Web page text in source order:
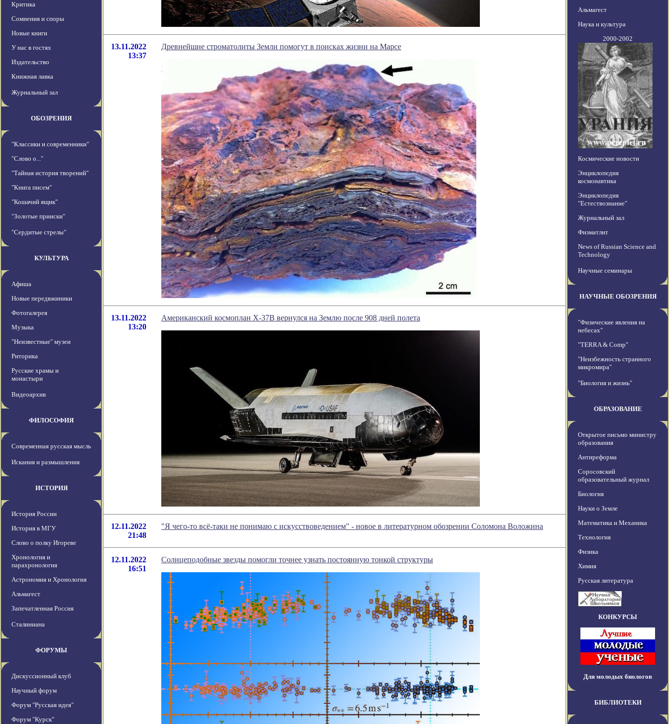
Критика
Сомнения и споры
Новые книги
У нас в гостях
Издательство
Книжная лавка
Журнальный зал
ОБОЗРЕНИЯ
"Классики и современники"
"Слово о..."
"Тайная история творений"
"Книга писем"
"Кошачий ящик"
"Золотые прииски"
"Сердитые стрелы"
КУЛЬТУРА
Афиша
Новые передвжиники
Фотогалерея
Музыка
"Неизвестные" музеи
Риторика
Русские храмы и
монастыри
Видеоархив
ФИЛОСОФИЯ
Современная русская мысль
Искания и размышления
ИСТОРИЯ
История России
История в МГУ
Слово о полку Игореве
Хронология и
парахронология
Астрономия и Хронология
Альмагест
Запечатленная Россия
Сталиниана
ФОРУМЫ
Дискуссионный клуб
Научный форум
Форум "Русская идея"
Форум "Курск"
13.11.2022
13:37
Древнейшие строматолиты Земли помогут в поисках жизни на Марсе
13.11.2022
13:20
Американский космоплан X-37B вернулся на Землю после 908 дней полета
12.11.2022
21:48
"Я чего-то всё-таки не понимаю с искусствоведением" - новое в литературном обозрении Соломона Воложина
12.11.2022
16:51
Солнцеподобные звезды помогли точнее узнать постоянную тонкой структуры
Альмагест
Наука и культура
2000-2002
Космические новости
Энциклопедия
космонавтика
Энциклопедия
"Естествознание"
Журнальный зал
Физматлит
News of Russian Science and
Technology
Научные семинары
НАУЧНЫЕ ОБОЗРЕНИЯ
"Физические явления на
небесах"
"TERRA & Comp"
"Неизбежность странного
микромира"
"Биология и жизнь"
ОБРАЗОВАНИЕ
Открытое письмо министру
образования
Антиреформа
Соросовский
образовательный журнал
Биология
Науки о Земле
Математика и Механика
Технология
Физика
Химия
Русская литература
КОНКУРСЫ
Для молодых биологов
БИБЛИОТЕКИ